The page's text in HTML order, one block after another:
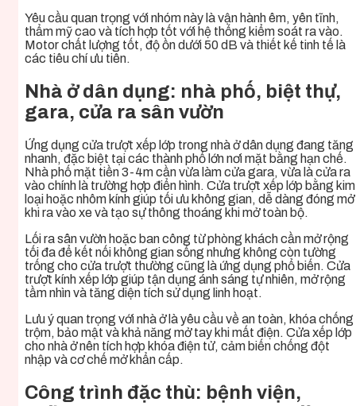
Yêu cầu quan trọng với nhóm này là vận hành êm, yên tĩnh,
thẩm mỹ cao và tích hợp tốt với hệ thống kiểm soát ra vào.
Motor chất lượng tốt, độ ồn dưới 50 dB và thiết kế tinh tế là
các tiêu chí ưu tiên.
Nhà ở dân dụng: nhà phố, biệt thự,
gara, cửa ra sân vườn
Ứng dụng cửa trượt xếp lớp trong nhà ở dân dụng đang tăng
nhanh, đặc biệt tại các thành phố lớn nơi mặt bằng hạn chế.
Nhà phố mặt tiền 3-4m cần vừa làm cửa gara, vừa là cửa ra
vào chính là trường hợp điển hình. Cửa trượt xếp lớp bằng kim
loại hoặc nhôm kính giúp tối ưu không gian, dễ dàng đóng mở
khi ra vào xe và tạo sự thông thoáng khi mở toàn bộ.
Lối ra sân vườn hoặc ban công từ phòng khách cần mở rộng
tối đa để kết nối không gian sống nhưng không còn tường
trống cho cửa trượt thường cũng là ứng dụng phổ biến. Cửa
trượt kính xếp lớp giúp tận dụng ánh sáng tự nhiên, mở rộng
tầm nhìn và tăng diện tích sử dụng linh hoạt.
Lưu ý quan trọng với nhà ở là yêu cầu về an toàn, khóa chống
trộm, bảo mật và khả năng mở tay khi mất điện. Cửa xếp lớp
cho nhà ở nên tích hợp khóa điện tử, cảm biến chống đột
nhập và cơ chế mở khẩn cấp.
Công trình đặc thù: bệnh viện,